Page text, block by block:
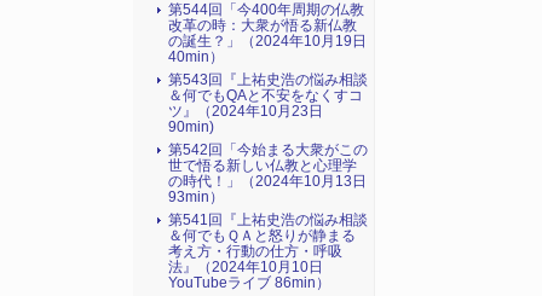
第544回「今400年周期の仏教
改革の時：大衆が悟る新仏教
の誕生？」（2024年10月19日
40min）
第543回『上祐史浩の悩み相談
＆何でもQAと不安をなくすコ
ツ』（2024年10月23日
90min)
第542回「今始まる大衆がこの
世で悟る新しい仏教と心理学
の時代！」（2024年10月13日
93min）
第541回『上祐史浩の悩み相談
＆何でもＱＡと怒りが静まる
考え方・行動の仕方・呼吸
法』（2024年10月10日
YouTubeライブ 86min）